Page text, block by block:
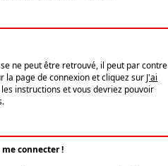
ne peut être retrouvé, il peut par contre
la page de connexion et cliquez sur J'ai
les instructions et vous devriez pouvoir
connecter !